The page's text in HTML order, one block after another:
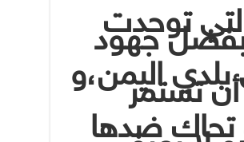
التي توحدت
بفضل جهود
اليمن،و
تستمر
تحاك ضدها